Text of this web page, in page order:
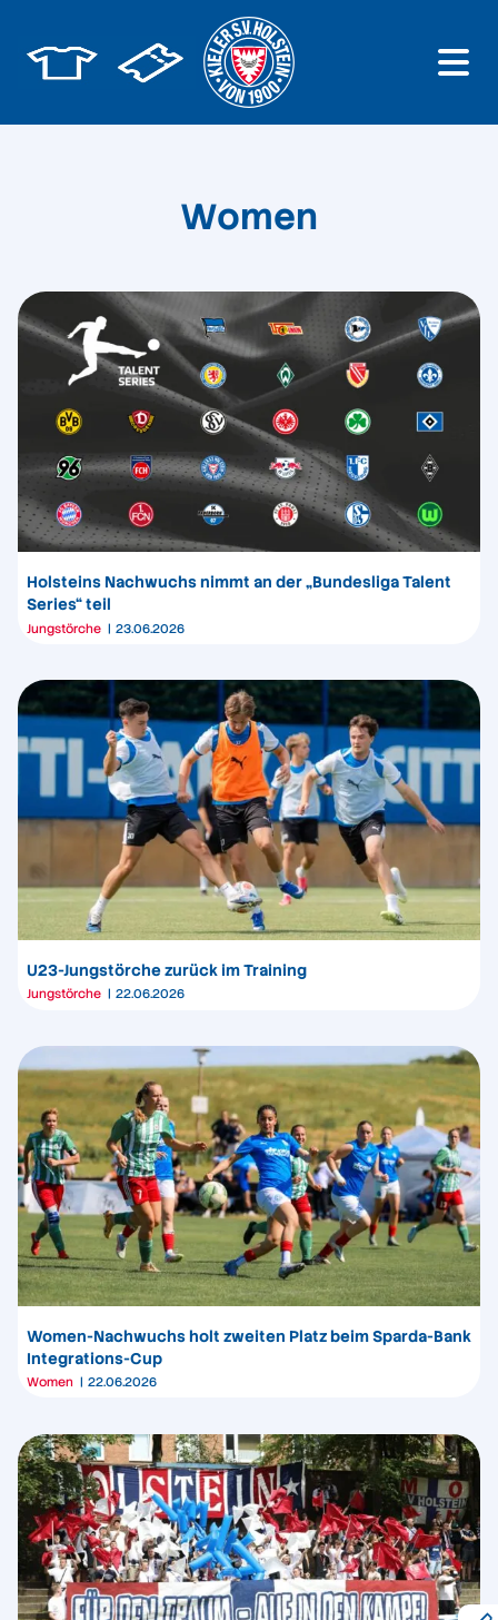
Women
Holsteins Nachwuchs nimmt an der „Bundesliga Talent
Series“ teil
Jungstörche 23.06.2026
U23-Jungstörche zurück im Training
Jungstörche 22.06.2026
Women-Nachwuchs holt zweiten Platz beim Sparda-Bank
Integrations-Cup
Women 22.06.2026